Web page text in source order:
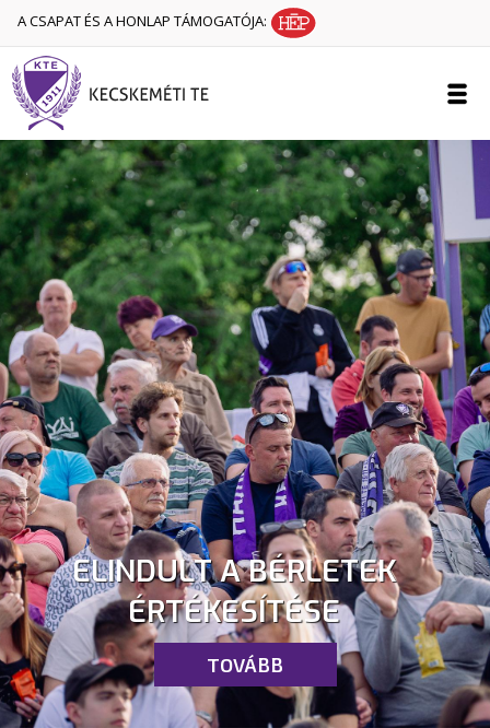
A CSAPAT ÉS A HONLAP TÁMOGATÓJA:
ELINDULT A BÉRLETEK
ÉRTÉKESÍTÉSE
TOVÁBB